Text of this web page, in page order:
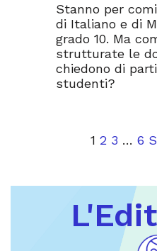
Stanno per
di Italiano e di
grado 10. Ma
strutturate le
chiedono di
studenti?
1 2 3 … 6